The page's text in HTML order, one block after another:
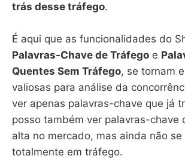
trás desse tráfego.
É aqui que as funcionalidades do
Palavras-Chave de Tráfego e
Quentes Sem Tráfego, se tornam
valiosas para análise da
ver apenas palavras-chave que já
posso também ver palavras-chave
alta no mercado, mas ainda não
totalmente em tráfego.